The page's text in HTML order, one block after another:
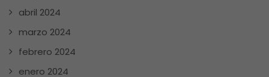
abril 2024
marzo 2024
febrero 2024
enero 2024